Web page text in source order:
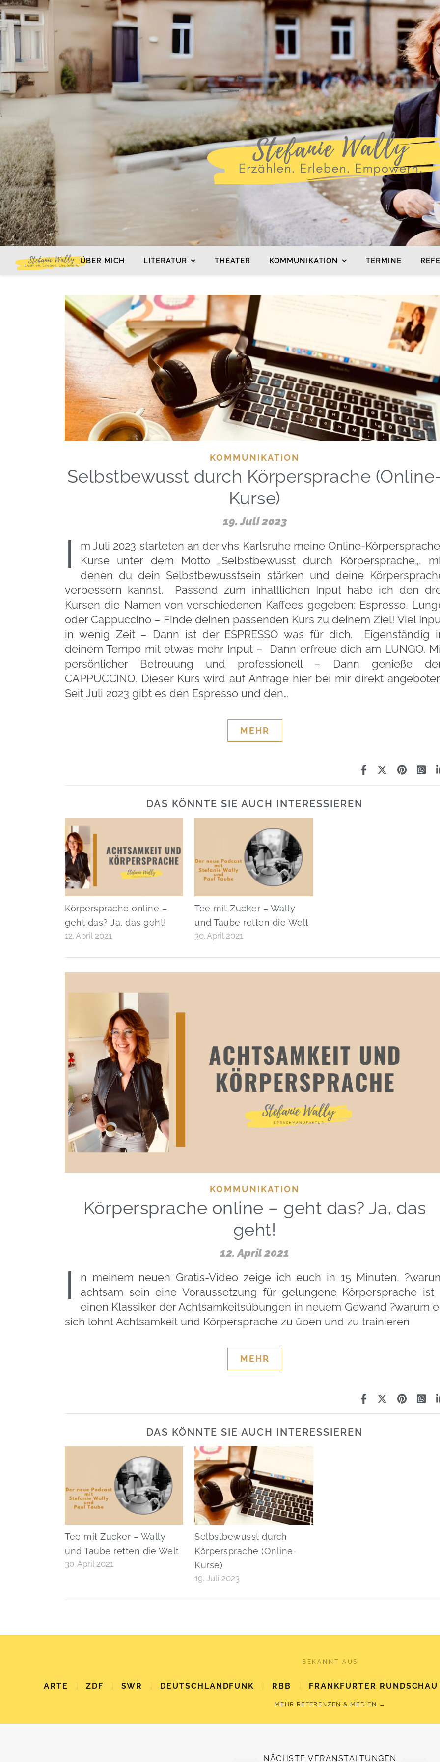
ÜBER MICH LITERATUR THEATER KOMMUNIKATION TERMINE
KOMMUNIKATION
Selbstbewusst durch Körpersprache
Kurse)
19. Juli 2023
I
m Juli 2023 starteten an der vhs Karlsruhe meine Online-
Kurse unter dem Motto „Selbstbewusst durch Körpersprache„,
denen du dein Selbstbewusstsein stärken und deine
verbessern kannst. Passend zum inhaltlichen Input habe ich den
Kursen die Namen von verschiedenen Kaffees gegeben: Espresso,
oder Cappuccino – Finde deinen passenden Kurs zu deinem Ziel! Viel
in wenig Zeit – Dann ist der ESPRESSO was für dich. Eigenständig
deinem Tempo mit etwas mehr Input – Dann erfreue dich am LUNGO.
persönlicher Betreuung und professionell – Dann genieße
CAPPUCCINO. Dieser Kurs wird auf Anfrage hier bei mir direkt
Seit Juli 2023 gibt es den Espresso und den…
MEHR
DAS KÖNNTE SIE AUCH INTERESSIEREN
Körpersprache online –
geht das? Ja, das geht!
12. April 2021
Tee mit Zucker – Wally
und Taube retten die Welt
30. April 2021
KOMMUNIKATION
Körpersprache online – geht das? Ja, das
geht!
12. April 2021
I
n meinem neuen Gratis-Video zeige ich euch in 15 Minuten,
achtsam sein eine Voraussetzung für gelungene Körpersprache ist
einen Klassiker der Achtsamkeitsübungen in neuem Gewand ?warum
sich lohnt Achtsamkeit und Körpersprache zu üben und zu trainieren
MEHR
DAS KÖNNTE SIE AUCH INTERESSIEREN
Tee mit Zucker – Wally
und Taube retten die Welt
30. April 2021
Selbstbewusst durch
Körpersprache (Online-
Kurse)
19. Juli 2023
BEKANNT AUS
ARTE ZDF SWR DEUTSCHLANDFUNK RBB FRANKFURTER RUNDSCHAU
MEHR REFERENZEN & MEDIEN →
NÄCHSTE VERANSTALTUNGEN